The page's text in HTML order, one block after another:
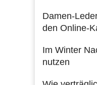
Damen-
den Online-
Im Winter
nutzen